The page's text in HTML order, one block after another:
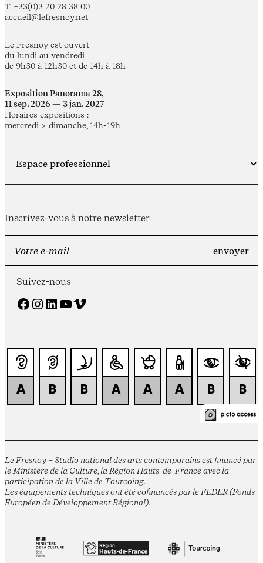
T. +33(0)3 20 28 38 00
accueil@lefresnoy.net
Le Fresnoy est ouvert
du lundi au vendredi
de 9h30 à 12h30 et de 14h à 18h
Exposition Panorama 28,
11 sep. 2026 — 3 jan. 2027
Horaires expositions :
mercredi > dimanche, 14h-19h
Inscrivez-vous à notre newsletter
Suivez-nous
Facebook Instagram LinkedIn YouTube Vimeo
Le Fresnoy – Studio national des arts contemporains est financé par
le Ministère de la Culture, la Région Hauts-de-France avec la
participation de la Ville de Tourcoing.
Les équipements techniques ont été cofinancés par le FEDER (Fonds
Européen de Développement Régional).